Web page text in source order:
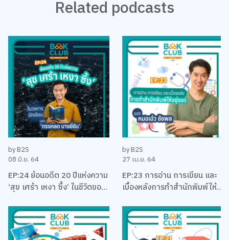
Related podcasts
by B2S
08 มิ.ย. 64
EP:24 ย้อนอดีต 20 ปีแห่งความ
‘สุข เศร้า เหงา ซึ้ง’ ในชีวิตของ
‘ทรงกลด บางยี่ขัน’
by B2S
27 เม.ย. 64
EP:23 การอ่าน การเขียน และ
เบื้องหลังการทำสำนักพิมพ์ให้
แนะนำ กับหมอเอ้ว ชัชพล